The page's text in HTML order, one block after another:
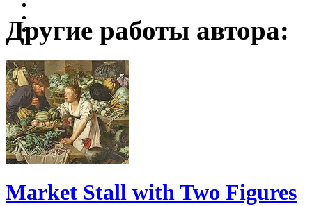
Другие работы автора:
Market Stall with Two Figures